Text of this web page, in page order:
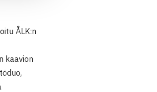
ÅLK:n
kaavion